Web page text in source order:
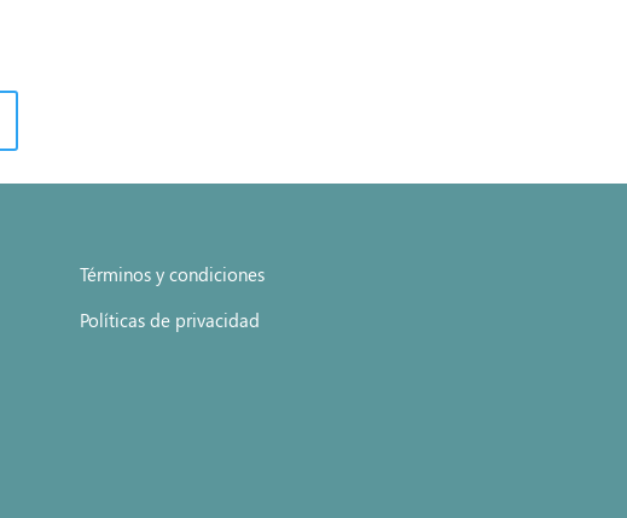
Términos y condiciones
Políticas de privacidad